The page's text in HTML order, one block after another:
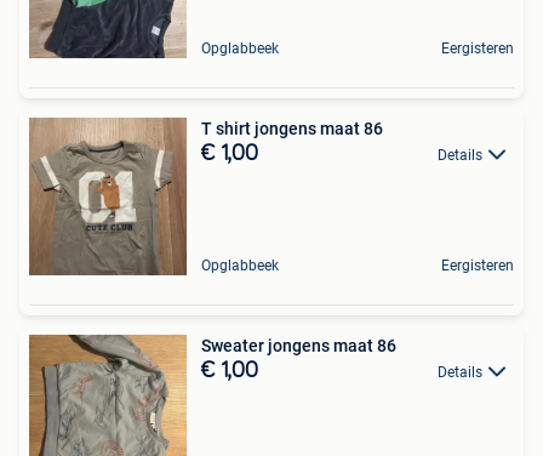
Opglabbeek Eergisteren
T shirt jongens maat 86
€ 1,00 Details
Opglabbeek Eergisteren
Sweater jongens maat 86
€ 1,00 Details